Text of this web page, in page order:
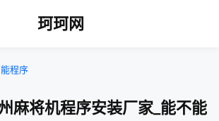
珂珂网
程序
麻将机程序安装厂家_能不能